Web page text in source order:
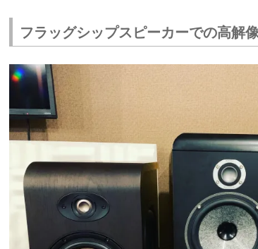
フラッグシップスピーカーでの高解